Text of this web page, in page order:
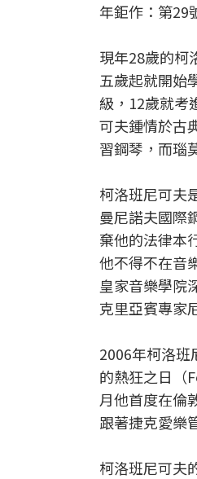
年鉅作：第29
現年28歲的柯
五歲起就開始
級，12歲就考
可夫鍾情於古
習鋼琴，而瑙
柯洛班尼可夫
曼尼諾夫國際
棄他的法律本
他不得不在音
皇家音樂學院
克里亞賓專家
2006年柯洛
的熱狂之日（
月他首度在倫
跟著捷克愛樂
柯洛班尼可夫